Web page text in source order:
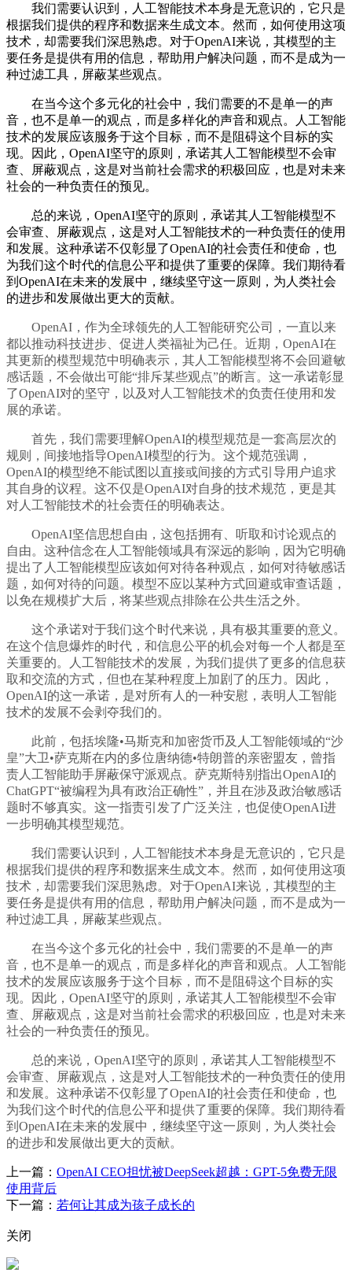
我们需要认识到，人工智能技术本身是无意识的，它只是
根据我们提供的程序和数据来生成文本。然而，如何使用这项
技术，却需要我们深思熟虑。对于OpenAI来说，其模型的主
要任务是提供有用的信息，帮助用户解决问题，而不是成为一
种过滤工具，屏蔽某些观点。
在当今这个多元化的社会中，我们需要的不是单一的声
音，也不是单一的观点，而是多样化的声音和观点。人工智能
技术的发展应该服务于这个目标，而不是阻碍这个目标的实
现。因此，OpenAI坚守的原则，承诺其人工智能模型不会审
查、屏蔽观点，这是对当前社会需求的积极回应，也是对未来
社会的一种负责任的预见。
总的来说，OpenAI坚守的原则，承诺其人工智能模型不
会审查、屏蔽观点，这是对人工智能技术的一种负责任的使用
和发展。这种承诺不仅彰显了OpenAI的社会责任和使命，也
为我们这个时代的信息公平和提供了重要的保障。我们期待看
到OpenAI在未来的发展中，继续坚守这一原则，为人类社会
的进步和发展做出更大的贡献。
OpenAI，作为全球领先的人工智能研究公司，一直以来
都以推动科技进步、促进人类福祉为己任。近期，OpenAI在
其更新的模型规范中明确表示，其人工智能模型将不会回避敏
感话题，不会做出可能“排斥某些观点”的断言。这一承诺彰显
了OpenAI对的坚守，以及对人工智能技术的负责任使用和发
展的承诺。
首先，我们需要理解OpenAI的模型规范是一套高层次的
规则，间接地指导OpenAI模型的行为。这个规范强调，
OpenAI的模型绝不能试图以直接或间接的方式引导用户追求
其自身的议程。这不仅是OpenAI对自身的技术规范，更是其
对人工智能技术的社会责任的明确表达。
OpenAI坚信思想自由，这包括拥有、听取和讨论观点的
自由。这种信念在人工智能领域具有深远的影响，因为它明确
提出了人工智能模型应该如何对待各种观点，如何对待敏感话
题，如何对待的问题。模型不应以某种方式回避或审查话题，
以免在规模扩大后，将某些观点排除在公共生活之外。
这个承诺对于我们这个时代来说，具有极其重要的意义。
在这个信息爆炸的时代，和信息公平的机会对每一个人都是至
关重要的。人工智能技术的发展，为我们提供了更多的信息获
取和交流的方式，但也在某种程度上加剧了的压力。因此，
OpenAI的这一承诺，是对所有人的一种安慰，表明人工智能
技术的发展不会剥夺我们的。
此前，包括埃隆•马斯克和加密货币及人工智能领域的“沙
皇”大卫•萨克斯在内的多位唐纳德•特朗普的亲密盟友，曾指
责人工智能助手屏蔽保守派观点。萨克斯特别指出OpenAI的
ChatGPT“被编程为具有政治正确性”，并且在涉及政治敏感话
题时不够真实。这一指责引发了广泛关注，也促使OpenAI进
一步明确其模型规范。
我们需要认识到，人工智能技术本身是无意识的，它只是
根据我们提供的程序和数据来生成文本。然而，如何使用这项
技术，却需要我们深思熟虑。对于OpenAI来说，其模型的主
要任务是提供有用的信息，帮助用户解决问题，而不是成为一
种过滤工具，屏蔽某些观点。
在当今这个多元化的社会中，我们需要的不是单一的声
音，也不是单一的观点，而是多样化的声音和观点。人工智能
技术的发展应该服务于这个目标，而不是阻碍这个目标的实
现。因此，OpenAI坚守的原则，承诺其人工智能模型不会审
查、屏蔽观点，这是对当前社会需求的积极回应，也是对未来
社会的一种负责任的预见。
总的来说，OpenAI坚守的原则，承诺其人工智能模型不
会审查、屏蔽观点，这是对人工智能技术的一种负责任的使用
和发展。这种承诺不仅彰显了OpenAI的社会责任和使命，也
为我们这个时代的信息公平和提供了重要的保障。我们期待看
到OpenAI在未来的发展中，继续坚守这一原则，为人类社会
的进步和发展做出更大的贡献。
上一篇： OpenAI CEO担忧被DeepSeek超越：GPT-5免费无限
使用背后
下一篇： 若何让其成为孩子成长的
关闭